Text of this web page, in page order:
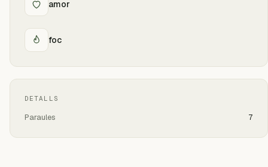
amor
foc
DETALLS
Paraules 7